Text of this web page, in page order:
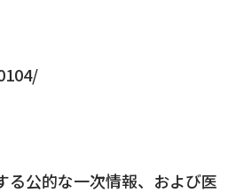
る公的な一次情報、および医